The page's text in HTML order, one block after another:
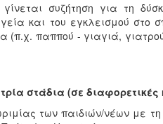
συζήτηση για τη
και του εγκλεισμού στο
(π.χ. παππού - γιαγιά,
στάδια (σε διαφορετικές
των παιδιών/νέων με